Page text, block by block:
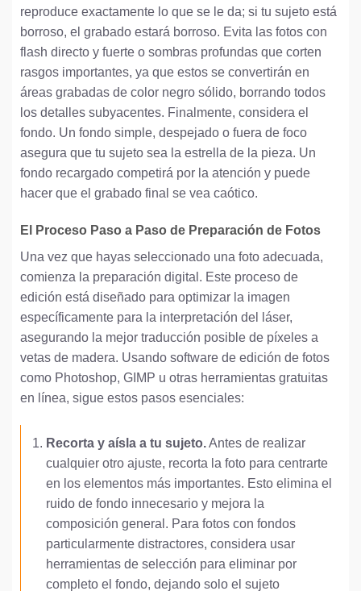
reproduce exactamente lo que se le da; si tu sujeto está
borroso, el grabado estará borroso. Evita las fotos con
flash directo y fuerte o sombras profundas que corten
rasgos importantes, ya que estos se convertirán en
áreas grabadas de color negro sólido, borrando todos
los detalles subyacentes. Finalmente, considera el
fondo. Un fondo simple, despejado o fuera de foco
asegura que tu sujeto sea la estrella de la pieza. Un
fondo recargado competirá por la atención y puede
hacer que el grabado final se vea caótico.
El Proceso Paso a Paso de Preparación de Fotos
Una vez que hayas seleccionado una foto adecuada,
comienza la preparación digital. Este proceso de
edición está diseñado para optimizar la imagen
específicamente para la interpretación del láser,
asegurando la mejor traducción posible de píxeles a
vetas de madera. Usando software de edición de fotos
como Photoshop, GIMP u otras herramientas gratuitas
en línea, sigue estos pasos esenciales:
Recorta y aísla a tu sujeto.Antes de realizar
cualquier otro ajuste, recorta la foto para centrarte
en los elementos más importantes. Esto elimina el
ruido de fondo innecesario y mejora la
composición general. Para fotos con fondos
particularmente distractores, considera usar
herramientas de selección para eliminar por
completo el fondo, dejando solo el sujeto